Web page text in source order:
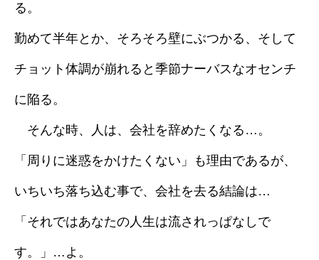
る。
勤めて半年とか、そろそろ壁にぶつかる、そして
チョット体調が崩れると季節ナーバスなオセンチ
に陥る。
そんな時、人は、会社を辞めたくなる…。
「周りに迷惑をかけたくない」も理由であるが、
いちいち落ち込む事で、会社を去る結論は…
「それではあなたの人生は流されっぱなしで
す。」…よ。